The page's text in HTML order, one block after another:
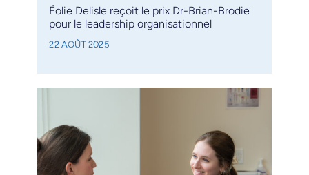
Éolie Delisle reçoit le prix Dr-Brian-Brodie
pour le leadership organisationnel
22 AOÛT 2025